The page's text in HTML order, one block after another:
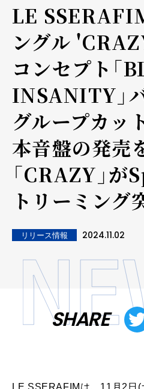
LE
ングル
コンセプト「
INSANITY」
グループカッ
本音盤の発売
「CRAZY」
トリーミング
リリース情報 2024.11.02
SHARE
LE SSERAFIMは、11月2日